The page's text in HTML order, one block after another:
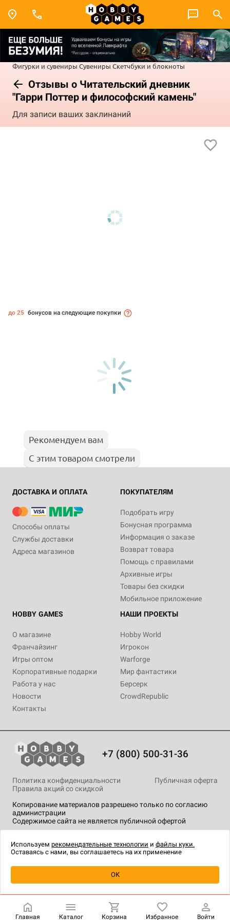
Фигурки и сувениры Сувениры Скетчбуки и блокноты
Отзывы о Читательский дневник
"Гарри Поттер и философский камень"
Для записи ваших заклинаний
Уведомить о наличии
до 25 бонусов на следующие покупки
Рекомендуем вам
С этим товаром смотрели
ДОСТАВКА И ОПЛАТА
Способы оплаты
Службы доставки
Адреса магазинов
ПОКУПАТЕЛЯМ
Подобрать игру
Бонусная программа
Информация о заказе
Возврат товара
Помощь с правилами
Архивные игры
Товары без скидки
Мобильное приложение
HOBBY GAMES
О магазине
Франчайзинг
Игры оптом
Корпоративные подарки
Работа у нас
Новости
Контакты
НАШИ ПРОЕКТЫ
Hobby World
Игрокон
Warforge
Мир фантастики
Берсерк
CrowdRepublic
+7 (800) 500-31-36
Копирование материалов разрешено только по согласию
администрации
Содержимое сайта не является публичной офертой
Политика конфиденциальности
Публичная оферта
Правила акций со скидкой
технологии.
Главная Каталог Корзина Избранное Войти
Используем рекомендательные технологии и файлы куки.
Оставаясь с нами, вы соглашаетесь на их применение
OK